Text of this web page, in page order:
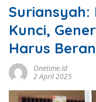
Suriansyah:
Kunci,
Harus
Onetime.id
2 April 2025